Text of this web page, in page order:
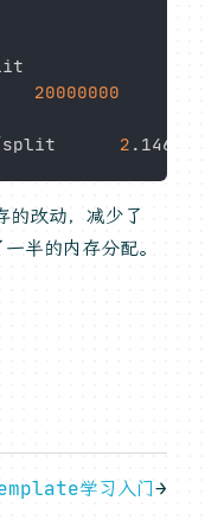
20000000
split 2 .
改动，减少了
半的内存分配。
学习入门→